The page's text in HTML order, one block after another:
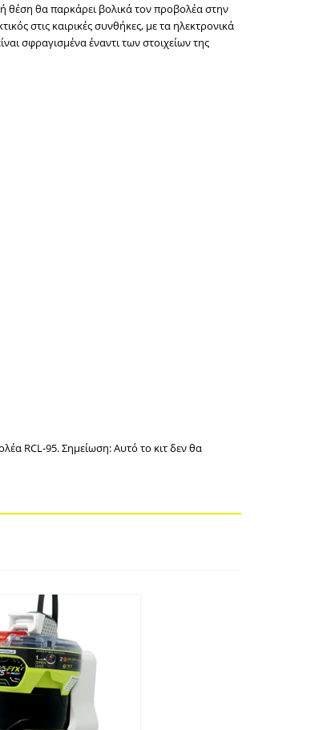
θέση θα παρκάρει βολικά τον προβολέα στην
στις καιρικές συνθήκες, με τα ηλεκτρονικά
σφραγισμένα έναντι των στοιχείων της
RCL-95. Σημείωση: Αυτό το κιτ δεν θα